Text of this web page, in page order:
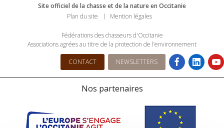
Site officiel de la chasse et de la nature en Occitanie
Plan du site
Mention légales
Fédérations des chasseurs d'Occitanie
Associations agrées au titre de la protection de l’environnement
CONTACT NEWSLETTERS
Nos partenaires